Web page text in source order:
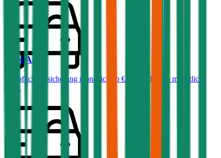
Opel Astra
Haftpflichtversicherung monatlich ab € 36
Vollkasko monatlich
ab …